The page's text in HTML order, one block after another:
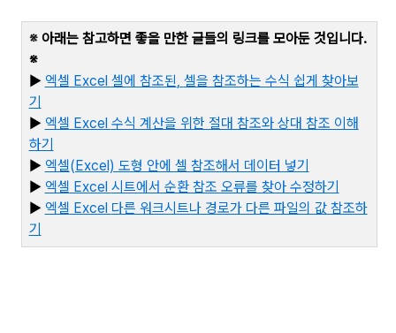
※아래는 참고하면 좋을 만한 글들의 링크를 모아둔 것입니다.
※
▶ 엑셀 Excel 셀에 참조된, 셀을 참조하는 수식 쉽게 찾아보
기
▶ 엑셀 Excel 수식 계산을 위한 절대 참조와 상대 참조 이해
하기
▶ 엑셀(Excel) 도형 안에 셀 참조해서 데이터 넣기
▶ 엑셀 Excel 시트에서 순환 참조 오류를 찾아 수정하기
▶ 엑셀 Excel 다른 워크시트나 경로가 다른 파일의 값 참조하
기